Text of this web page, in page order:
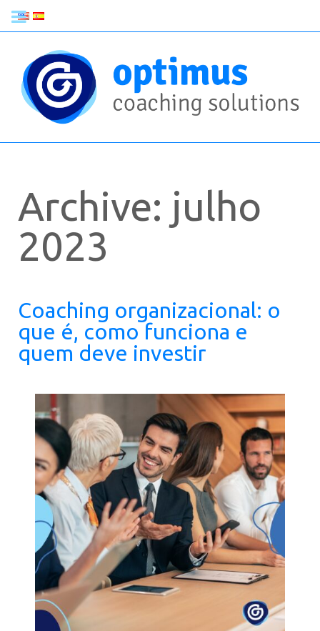
Archive: julho
2023
Coaching organizacional: o
que é, como funciona e
quem deve investir